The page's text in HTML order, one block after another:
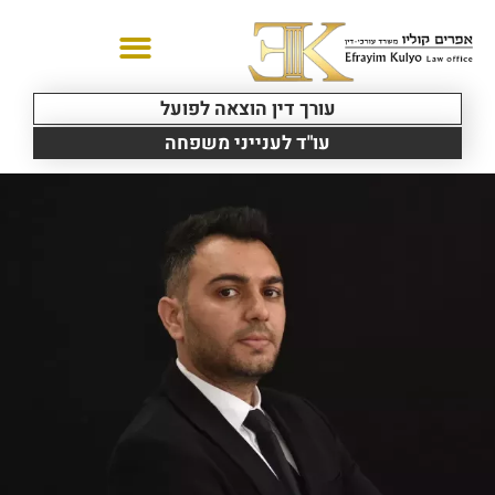
עורך דין הוצאה לפועל
עו"ד לענייני משפחה